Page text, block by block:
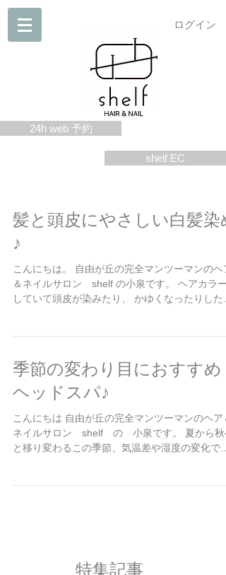
24h web 予約
ログイン
shelf EC
髪と頭皮にやさしい白髪染
♪
こんにちは。 自由が丘の完全マンツーマンのヘ
＆ネイルサロン shelf の小泉です。 ヘアカラー
していて頭皮が染みたり、 かゆくなったりした
季節の変わり目におすすめ
ヘッドスパ♪
こんにちは 自由が丘の完全マンツーマンのヘア
ネイルサロン shelf の 小泉です。 夏から秋
と移り変わるこの季節、気温差や湿度の変化で体
特集記事